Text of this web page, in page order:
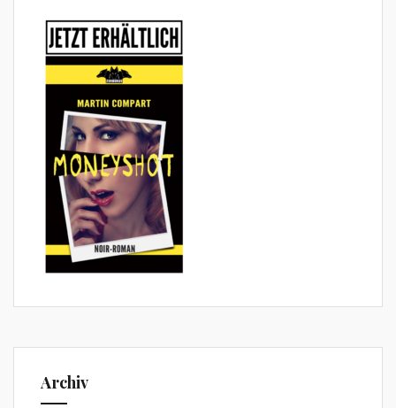
Archiv